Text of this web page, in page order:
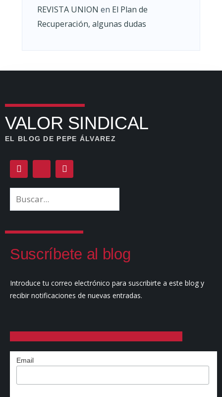
REVISTA UNION en El Plan de
Recuperación, algunas dudas
VALOR SINDICAL
EL BLOG DE PEPE ÁLVAREZ
Suscríbete al blog
Introduce tu correo electrónico para suscribirte a este blog y
recibir notificaciones de nuevas entradas.
Email